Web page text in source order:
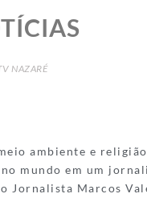
NAZARÉ
ambiente e
mundo em um
Jornalista Marcos